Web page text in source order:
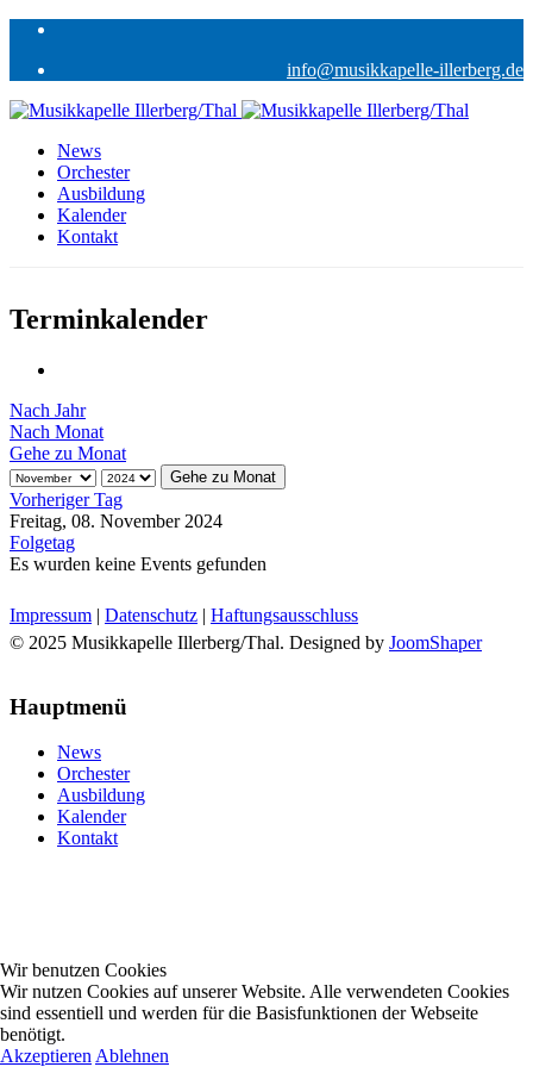
info@musikkapelle-illerberg.de
News
Orchester
Ausbildung
Kalender
Kontakt
Terminkalender
Nach Jahr
Nach Monat
Gehe zu Monat
Gehe zu Monat
Vorheriger Tag
Freitag, 08. November 2024
Folgetag
Es wurden keine Events gefunden
Impressum | Datenschutz | Haftungsausschluss
© 2025 Musikkapelle Illerberg/Thal. Designed by JoomShaper
Hauptmenü
News
Orchester
Ausbildung
Kalender
Kontakt
Wir benutzen Cookies
Wir nutzen Cookies auf unserer Website. Alle verwendeten Cookies
sind essentiell und werden für die Basisfunktionen der Webseite
benötigt.
Akzeptieren Ablehnen